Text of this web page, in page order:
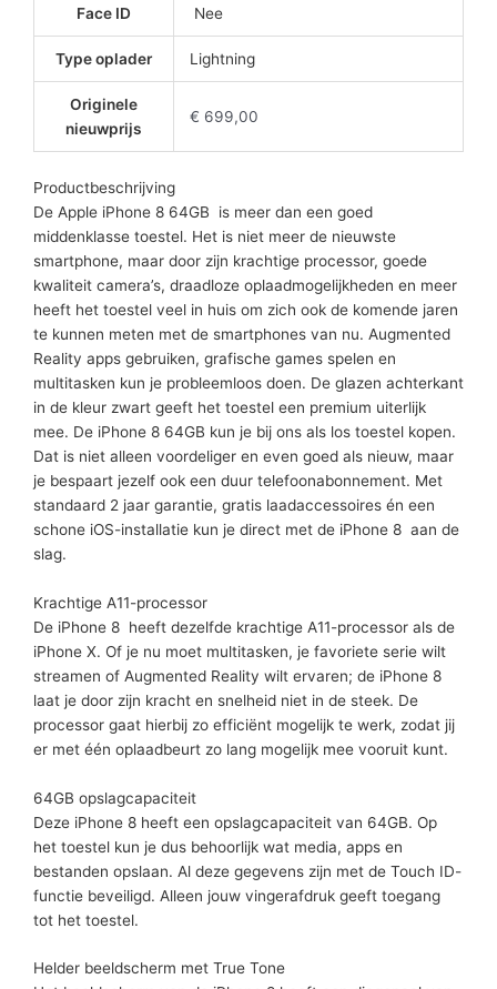
Face ID Nee
Type oplader Lightning
Originele
nieuwprijs
€ 699,00
Productbeschrijving
De Apple iPhone 8 64GB is meer dan een goed
middenklasse toestel. Het is niet meer de nieuwste
smartphone, maar door zijn krachtige processor, goede
kwaliteit camera’s, draadloze oplaadmogelijkheden en meer
heeft het toestel veel in huis om zich ook de komende jaren
te kunnen meten met de smartphones van nu. Augmented
Reality apps gebruiken, grafische games spelen en
multitasken kun je probleemloos doen. De glazen achterkant
in de kleur zwart geeft het toestel een premium uiterlijk
mee. De iPhone 8 64GB kun je bij ons als los toestel kopen.
Dat is niet alleen voordeliger en even goed als nieuw, maar
je bespaart jezelf ook een duur telefoonabonnement. Met
standaard 2 jaar garantie, gratis laadaccessoires én een
schone iOS-installatie kun je direct met de iPhone 8 aan de
slag.
Krachtige A11-processor
De iPhone 8 heeft dezelfde krachtige A11-processor als de
iPhone X. Of je nu moet multitasken, je favoriete serie wilt
streamen of Augmented Reality wilt ervaren; de iPhone 8
laat je door zijn kracht en snelheid niet in de steek. De
processor gaat hierbij zo efficiënt mogelijk te werk, zodat jij
er met één oplaadbeurt zo lang mogelijk mee vooruit kunt.
64GB opslagcapaciteit
Deze iPhone 8 heeft een opslagcapaciteit van 64GB. Op
het toestel kun je dus behoorlijk wat media, apps en
bestanden opslaan. Al deze gegevens zijn met de Touch ID-
functie beveiligd. Alleen jouw vingerafdruk geeft toegang
tot het toestel.
Helder beeldscherm met True Tone